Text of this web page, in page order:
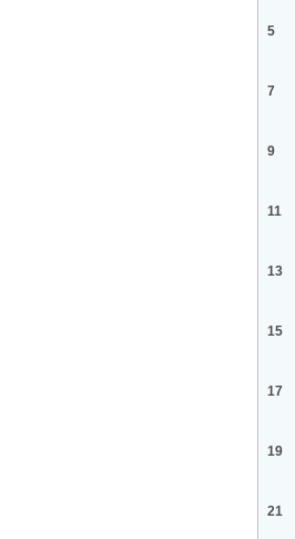
5
7
9
11
13
15
17
19
21